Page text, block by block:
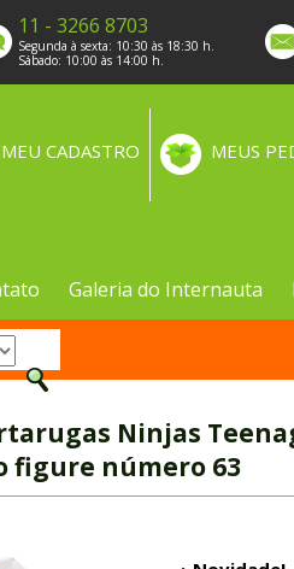
11 - 3266 8703
Segunda à sexta: 10:30 às 18:30 h.
Sábado: 10:00 às 14:00 h.
MEUS
MEU CADASTRO
Galeria do Internauta
Ninjas
figure número 63